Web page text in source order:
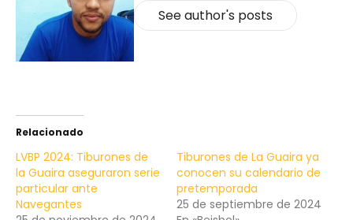
See author's posts
Relacionado
LVBP 2024: Tiburones de
la Guaira aseguraron serie
particular ante
Navegantes
Tiburones de La Guaira ya
conocen su calendario de
pretemporada
25 de septiembre de 2024